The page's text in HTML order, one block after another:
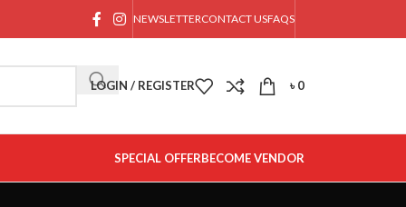
NEWSLETTERCONTACT USFAQS
LOGIN / REGISTER ৳0
SPECIAL OFFERBECOME VENDOR